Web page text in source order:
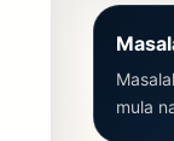
mula